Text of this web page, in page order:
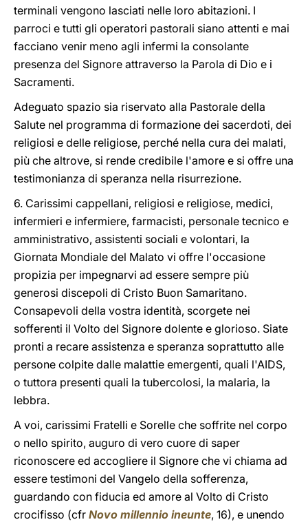
terminali vengono lasciati nelle loro abitazioni. I
parroci e tutti gli operatori pastorali siano attenti e mai
facciano venir meno agli infermi la consolante
presenza del Signore attraverso la Parola di Dio e i
Sacramenti.
Adeguato spazio sia riservato alla Pastorale della
Salute nel programma di formazione dei sacerdoti, dei
religiosi e delle religiose, perché nella cura dei malati,
più che altrove, si rende credibile l'amore e si offre una
testimonianza di speranza nella risurrezione.
6. Carissimi cappellani, religiosi e religiose, medici,
infermieri e infermiere, farmacisti, personale tecnico e
amministrativo, assistenti sociali e volontari, la
Giornata Mondiale del Malato vi offre l'occasione
propizia per impegnarvi ad essere sempre più
generosi discepoli di Cristo Buon Samaritano.
Consapevoli della vostra identità, scorgete nei
sofferenti il Volto del Signore dolente e glorioso. Siate
pronti a recare assistenza e speranza soprattutto alle
persone colpite dalle malattie emergenti, quali l'AIDS,
o tuttora presenti quali la tubercolosi, la malaria, la
lebbra.
A voi, carissimi Fratelli e Sorelle che soffrite nel corpo
o nello spirito, auguro di vero cuore di saper
riconoscere ed accogliere il Signore che vi chiama ad
essere testimoni del Vangelo della sofferenza,
guardando con fiducia ed amore al Volto di Cristo
crocifisso (cfr Novo millennio ineunte, 16), e unendo